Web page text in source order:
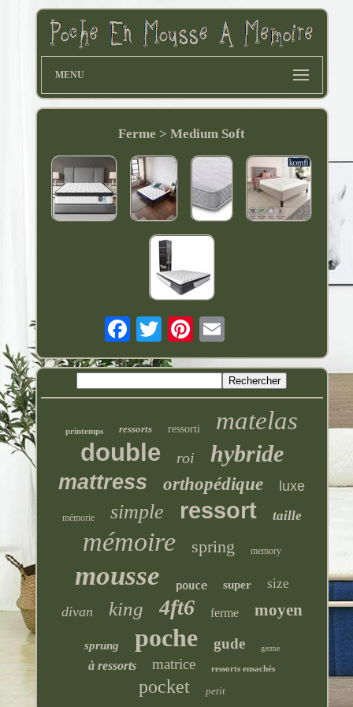
MENU
Ferme > Medium Soft
printemps ressorts ressorti matelas
double roi hybride
mattress orthopédique luxe
mémorie simple ressort taille
mémoire spring memory
mousse pouce super size
divan king 4ft6 ferme moyen
sprung poche gude germe
à ressorts matrice ressorts ensachés
pocket petit